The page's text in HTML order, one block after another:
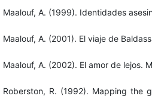
Maalouf, A. (1999). Identidades
Maalouf, A. (2001). El viaje de
Maalouf, A. (2002). El amor de lejos.
Roberston, R. (1992). Mapping the